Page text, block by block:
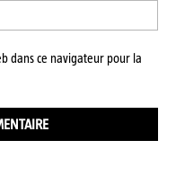
dans ce navigateur pour la